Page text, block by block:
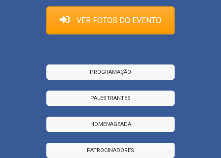
VER FOTOS DO EVENTO
PROGRAMAÇÃO
PALESTRANTES
HOMENAGEADA
PATROCINADORES